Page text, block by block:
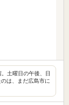
土曜日の午後、日
は、まだ広島市に